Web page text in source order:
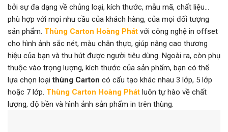
bởi sự đa dạng về chủng loại, kích thước, mẫu mã, chất liệu…
phù hợp với mọi nhu cầu của khách hàng, của mọi đối tượng
sản phẩm. Thùng Carton Hoàng Phát với công nghệ in offset
cho hình ảnh sắc nét, màu chân thực, giúp nâng cao thương
hiệu của bạn và thu hút được người tiêu dùng. Ngoài ra, còn phụ
thuộc vào trọng lượng, kích thước của sản phẩm, bạn có thể
lựa chọn loạithùng Carton có cấu tạo khác nhau 3 lớp, 5 lớp
hoặc 7 lớp. Thùng Carton Hoàng Phát luôn tự hào về chất
lượng, độ bền và hình ảnh sản phẩm in trên thùng.